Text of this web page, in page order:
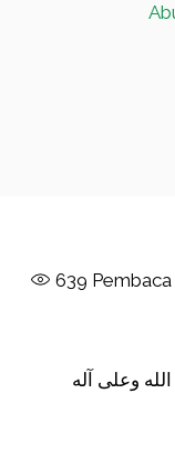
639 Pembaca
وعلى آله